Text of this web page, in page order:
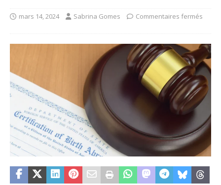
mars 14, 2024 Sabrina Gomes Commentaires fermés